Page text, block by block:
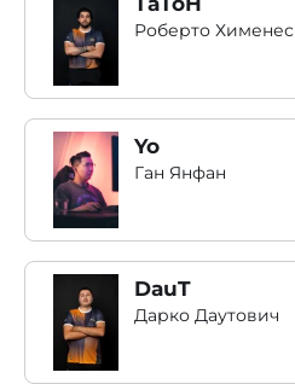
Роберто Хименес
Yo
Ган Янфан
DauT
Дарко Даутович